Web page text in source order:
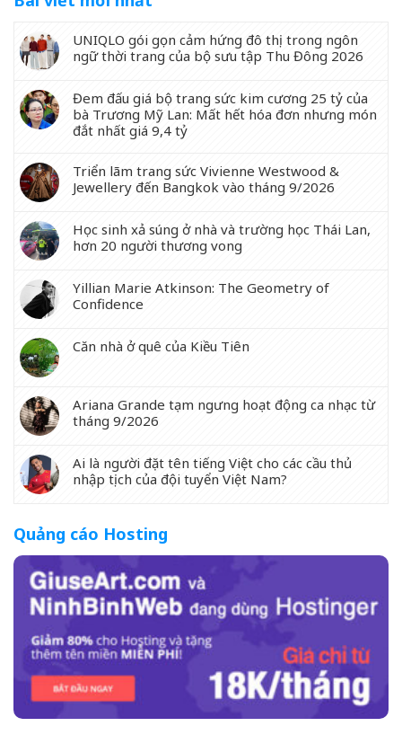
UNIQLO gói gọn cảm hứng đô thị trong ngôn
ngữ thời trang của bộ sưu tập Thu Đông 2026
Đem đấu giá bộ trang sức kim cương 25 tỷ của
bà Trương Mỹ Lan: Mất hết hóa đơn nhưng món
đắt nhất giá 9,4 tỷ
Triển lãm trang sức Vivienne Westwood &
Jewellery đến Bangkok vào tháng 9/2026
Học sinh xả súng ở nhà và trường học Thái Lan,
hơn 20 người thương vong
Yillian Marie Atkinson: The Geometry of
Confidence
Căn nhà ở quê của Kiều Tiên
Ariana Grande tạm ngưng hoạt động ca nhạc từ
tháng 9/2026
Ai là người đặt tên tiếng Việt cho các cầu thủ
nhập tịch của đội tuyển Việt Nam?
Quảng cáo Hosting